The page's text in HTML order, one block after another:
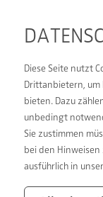
Diese Seite nutzt
Drittanbietern, um
bieten. Dazu
unbedingt
Sie zustimmen
bei den
ausführlich in